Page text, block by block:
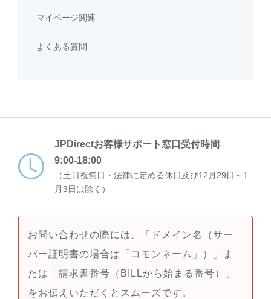
マイページ関連
よくある質問
JPDirectお客様サポート窓口受付時間
9:00-18:00
（土日祝祭日・法律に定める休日及び12月29日～1
月3日は除く）
お問い合わせの際には、「ドメイン名（サー
バー証明書の場合は「コモンネーム」）」ま
たは「請求書番号（BILLから始まる番号）」
をお伝えいただくとスムーズです。